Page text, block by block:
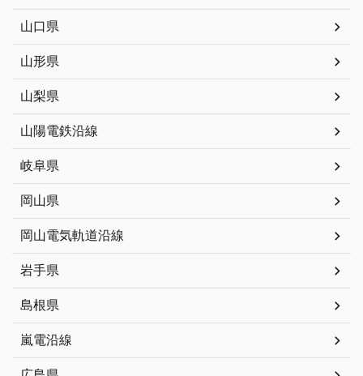
山口県
山形県
山梨県
山陽電鉄沿線
岐阜県
岡山県
岡山電気軌道沿線
岩手県
島根県
嵐電沿線